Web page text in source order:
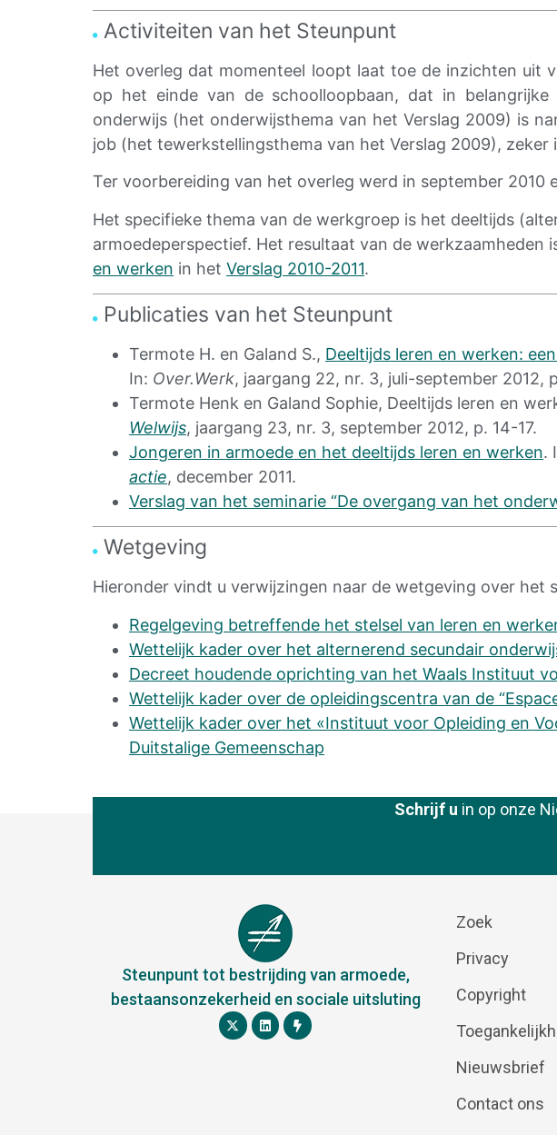
Activiteiten van het Steunpunt
Het overleg dat momenteel loopt laat toe de inzichten uit
op het einde van de schoolloopbaan, dat in belangrijke
onderwijs (het onderwijsthema van het Verslag 2009) is
job (het tewerkstellingsthema van het Verslag 2009), zeker
Ter voorbereiding van het overleg werd in september 2010
Het specifieke thema van de werkgroep is het deeltijds
armoedeperspectief. Het resultaat van de werkzaamheden
en werken in het Verslag 2010-2011.
Publicaties van het Steunpunt
Termote H. en Galand S., Deeltijds leren en werken:
In: Over.Werk, jaargang 22, nr. 3, juli-september 2012,
Termote Henk en Galand Sophie, Deeltijds leren en
Welwijs, jaargang 23, nr. 3, september 2012, p. 14-17.
Jongeren in armoede en het deeltijds leren en werken.
actie, december 2011.
Verslag van het seminarie “De overgang van het
Wetgeving
Hieronder vindt u verwijzingen naar de wetgeving over het
Regelgeving betreffende het stelsel van leren en
Wettelijk kader over het alternerend secundair
Decreet houdende oprichting van het Waals Instituut
Wettelijk kader over de opleidingscentra van de
Wettelijk kader over het «Instituut voor Opleiding en
Duitstalige Gemeenschap
Schrijf u in op onze
Steunpunt tot bestrijding van armoede,
bestaansonzekerheid en sociale uitsluting
Zoek
Privacy
Copyright
Nieuwsbrief
Contact ons